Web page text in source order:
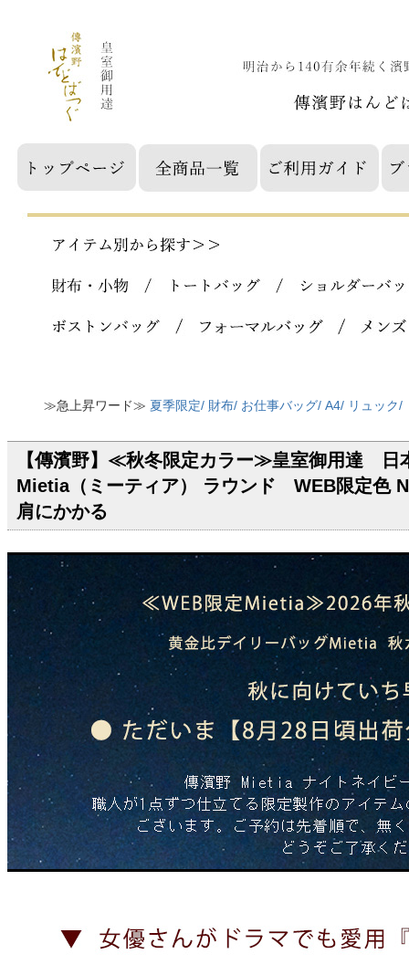
≫急上昇ワード≫ 夏季限定/ 財布/ お仕事バッグ/ A4/ リュック/
【傳濱野】≪秋冬限定カラー≫皇室御用達 日
Mietia（ミーティア） ラウンド WEB限定色
肩にかかる